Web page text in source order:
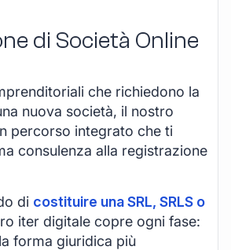
di Società Online
che richiedono la
nuova società, il nostro
percorso integrato che ti
consulenza alla registrazione
di costituire una SRL, SRLS o
iter digitale copre ogni fase:
forma giuridica più